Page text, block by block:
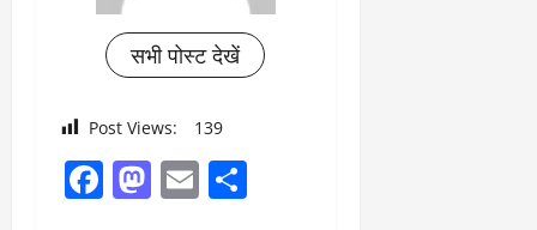
सभी पोस्ट देखें
Post Views: 139
Facebook
Mastodon
Email